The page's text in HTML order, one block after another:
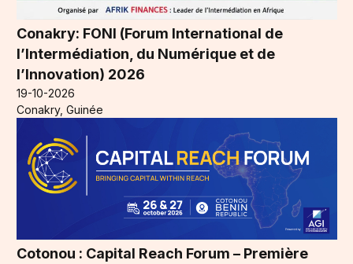
Conakry: FONI (Forum International de
l’Intermédiation, du Numérique et de
l’Innovation) 2026
19-10-2026
Conakry, Guinée
Cotonou : Capital Reach Forum – Première